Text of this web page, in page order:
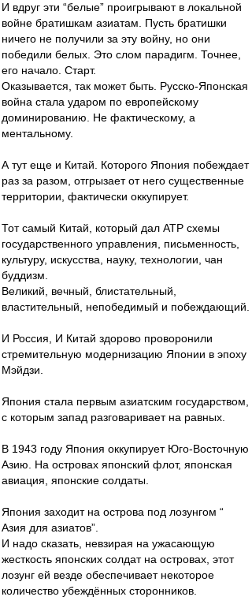
И вдруг эти “белые” проигрывают в локальной
войне братишкам азиатам. Пусть братишки
ничего не получили за эту войну, но они
победили белых. Это слом парадигм. Точнее,
его начало. Старт.
Оказывается, так может быть. Русско-Японская
война стала ударом по европейскому
доминированию. Не фактическому, а
ментальному.
А тут еще и Китай. Которого Япония побеждает
раз за разом, отгрызает от него существенные
территории, фактически оккупирует.
Тот самый Китай, который дал АТР схемы
государственного управления, письменность,
культуру, искусства, науку, технологии, чан
буддизм.
Великий, вечный, блистательный,
властительный, непобедимый и побеждающий.
И Россия, И Китай здорово проворонили
стремительную модернизацию Японии в эпоху
Мэйдзи.
Япония стала первым азиатским государством,
с которым запад разговаривает на равных.
В 1943 году Япония оккупирует Юго-Восточную
Азию. На островах японский флот, японская
авиация, японские солдаты.
Япония заходит на острова под лозунгом “
Азия для азиатов”.
И надо сказать, невзирая на ужасающую
жесткость японских солдат на островах, этот
лозунг ей везде обеспечивает некоторое
количество убеждённых сторонников.